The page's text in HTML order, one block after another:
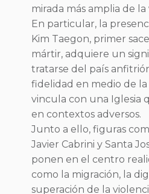
mirada más amplia de la
En particular, la
Kim Taegon, primer
mártir, adquiere un
tratarse del país
fidelidad en medio de
vincula con una Iglesia
en contextos adversos.
Junto a ello, figuras
Javier Cabrini y Santa
ponen en el centro
como la migración, la
superación de la